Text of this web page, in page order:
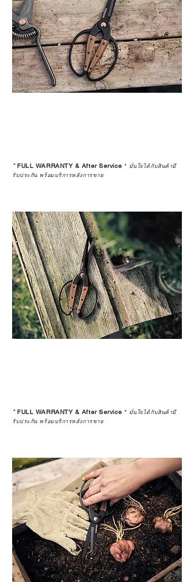
*FULL WARRANTY & After Service * มั่นใจได้กับสินค้ามี
รับประกัน พร้อมบริการหลังการขาย
*FULL WARRANTY & After Service * มั่นใจได้กับสินค้ามี
รับประกัน พร้อมบริการหลังการขาย